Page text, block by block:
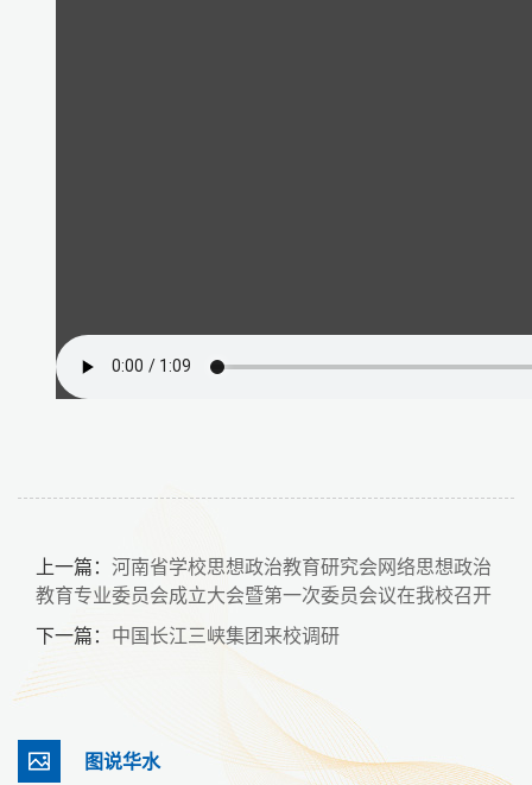
上一篇： 河南省学校思想政治教育研究会网络思想政治
教育专业委员会成立大会暨第一次委员会议在我校召开
下一篇： 中国长江三峡集团来校调研
图说华水